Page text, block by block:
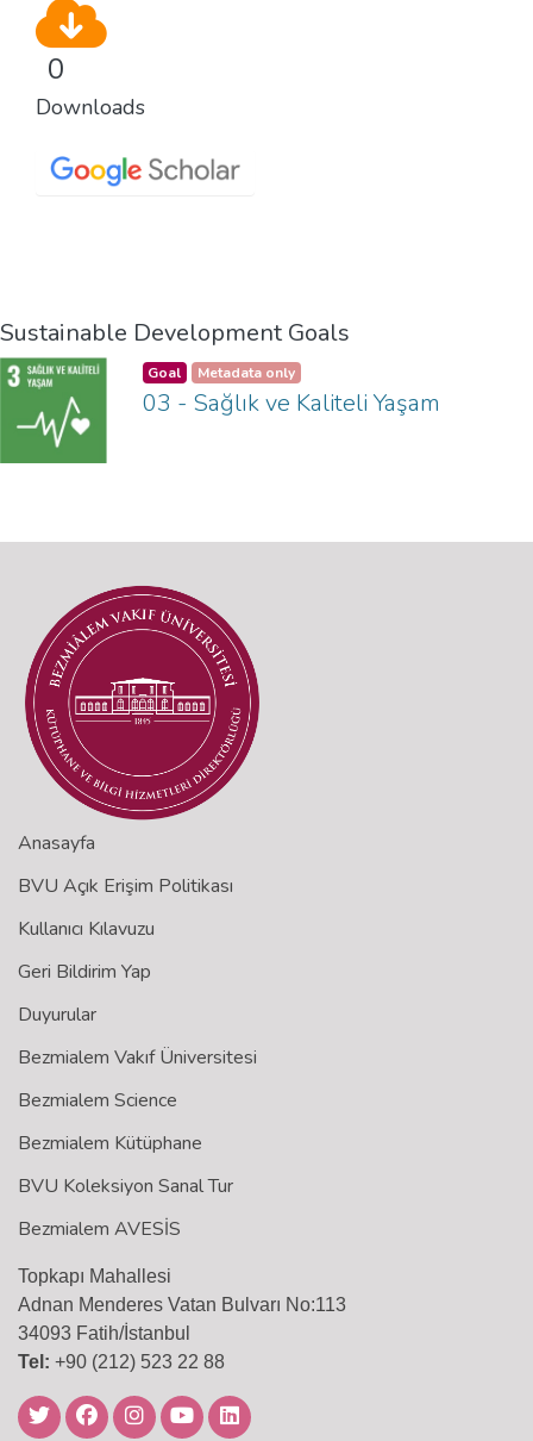
0
Downloads
Sustainable Development Goals
Goal Metadata only
03 - Sağlık ve Kaliteli Yaşam
Anasayfa
BVU Açık Erişim Politikası
Kullanıcı Kılavuzu
Geri Bildirim Yap
Duyurular
Bezmialem Vakıf Üniversitesi
Bezmialem Science
Bezmialem Kütüphane
BVU Koleksiyon Sanal Tur
Bezmialem AVESİS
Topkapı Mahallesi
Adnan Menderes Vatan Bulvarı No:113
34093 Fatih/İstanbul
Tel: +90 (212) 523 22 88